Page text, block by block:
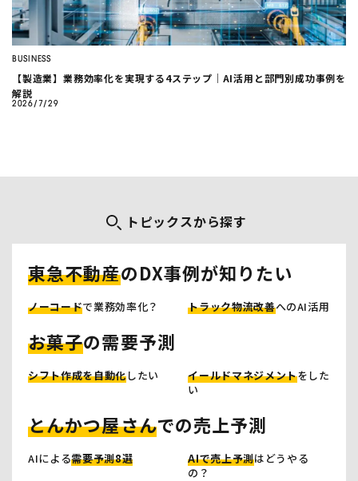
BUSINESS
【製造業】業務効率化を実現する4ステップ｜AI活用と部門別成功事例を
解説
2026/7/29
トピックスから探す
東急不動産のDX事例が知りたい
ノーコードで業務効率化？ トラック物流改善へのAI活用
お菓子の需要予測
シフト作成を自動化したい イールドマネジメントをした
い
とんかつ屋さんでの売上予測
AIによる需要予測8選 AIで売上予測はどうやる
の？